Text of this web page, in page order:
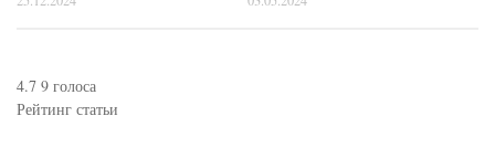
4.7 9 голоса
Рейтинг статьи